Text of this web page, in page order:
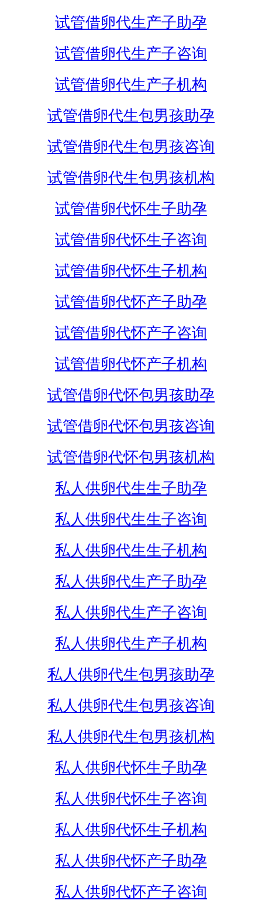
试管借卵代生产子助孕
试管借卵代生产子咨询
试管借卵代生产子机构
试管借卵代生包男孩助孕
试管借卵代生包男孩咨询
试管借卵代生包男孩机构
试管借卵代怀生子助孕
试管借卵代怀生子咨询
试管借卵代怀生子机构
试管借卵代怀产子助孕
试管借卵代怀产子咨询
试管借卵代怀产子机构
试管借卵代怀包男孩助孕
试管借卵代怀包男孩咨询
试管借卵代怀包男孩机构
私人供卵代生生子助孕
私人供卵代生生子咨询
私人供卵代生生子机构
私人供卵代生产子助孕
私人供卵代生产子咨询
私人供卵代生产子机构
私人供卵代生包男孩助孕
私人供卵代生包男孩咨询
私人供卵代生包男孩机构
私人供卵代怀生子助孕
私人供卵代怀生子咨询
私人供卵代怀生子机构
私人供卵代怀产子助孕
私人供卵代怀产子咨询